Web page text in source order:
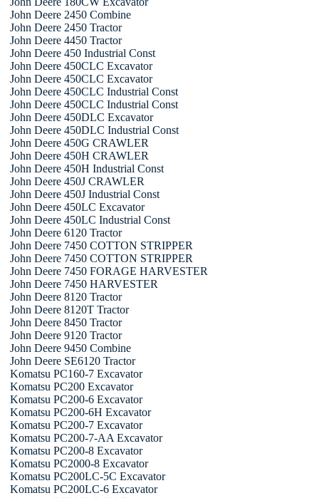
John Deere 2450 Combine
John Deere 2450 Tractor
John Deere 4450 Tractor
John Deere 450 Industrial Const
John Deere 450CLC Excavator
John Deere 450CLC Excavator
John Deere 450CLC Industrial Const
John Deere 450CLC Industrial Const
John Deere 450DLC Excavator
John Deere 450DLC Industrial Const
John Deere 450G CRAWLER
John Deere 450H CRAWLER
John Deere 450H Industrial Const
John Deere 450J CRAWLER
John Deere 450J Industrial Const
John Deere 450LC Excavator
John Deere 450LC Industrial Const
John Deere 6120 Tractor
John Deere 7450 COTTON STRIPPER
John Deere 7450 COTTON STRIPPER
John Deere 7450 FORAGE HARVESTER
John Deere 7450 HARVESTER
John Deere 8120 Tractor
John Deere 8120T Tractor
John Deere 8450 Tractor
John Deere 9120 Tractor
John Deere 9450 Combine
John Deere SE6120 Tractor
Komatsu PC160-7 Excavator
Komatsu PC200 Excavator
Komatsu PC200-6 Excavator
Komatsu PC200-6H Excavator
Komatsu PC200-7 Excavator
Komatsu PC200-7-AA Excavator
Komatsu PC200-8 Excavator
Komatsu PC2000-8 Excavator
Komatsu PC200LC-5C Excavator
Komatsu PC200LC-6 Excavator